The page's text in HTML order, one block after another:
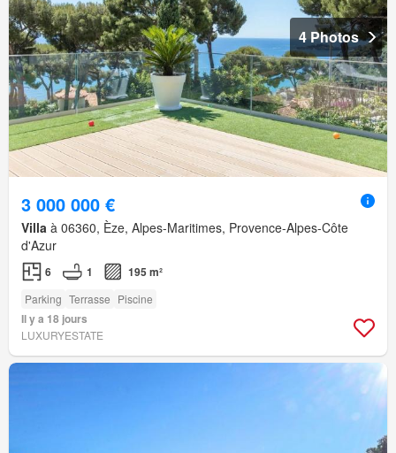
4 Photos
3 000 000 €
Villa à 06360, Èze, Alpes-Maritimes, Provence-Alpes-Côte
d'Azur
6 1 195 m²
Parking Terrasse Piscine
Il y a 18 jours
LUXURYESTATE